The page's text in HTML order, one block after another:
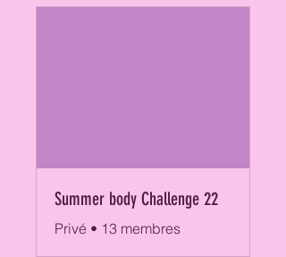
Summer body Challenge 22
Privé • 13 membres